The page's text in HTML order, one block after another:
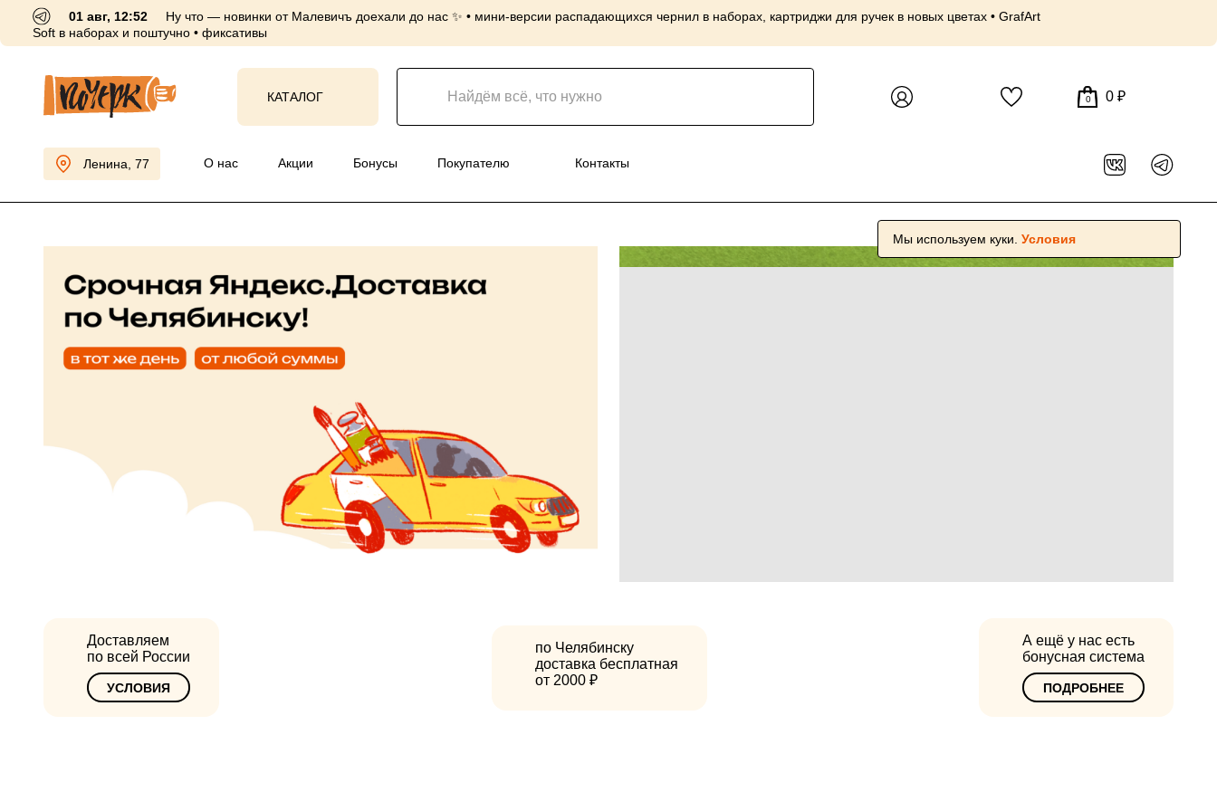
01 авг, 12:52
Ну что — новинки от Малевичъ доехали до нас ✨ • мини-версии распадающихся чернил в наборах, картриджи для ручек в новых цветах • GrafArt
Soft в наборах и поштучно • фиксативы
КАТАЛОГ 0 0 ₽
Ленина, 77 О нас Акции Бонусы Покупателю
Доставляем
по всей России
по Челябинску
доставка бесплатная
А ещё у нас есть
бонусная система
ПОДРОБНЕЕ
Мы используем куки. Условия